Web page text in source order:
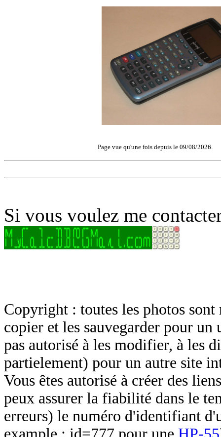
Page vue qu'une fois depuis le 09/08/2026.
Si vous voulez me
Copyright : toutes les photos sont
copier et les sauvegarder pour un
pas autorisé à les modifier, à les
partielement) pour un autre site
Vous êtes autorisé à créer des
peux assurer la fiabilité dans le
erreurs) le numéro d'identifiant